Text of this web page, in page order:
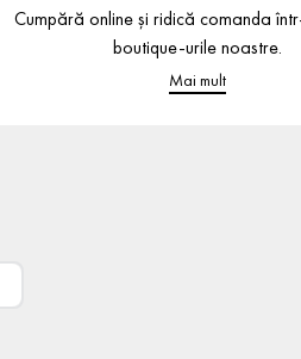
Cumpără online și ridică comanda
boutique-urile noastre.
Mai mult